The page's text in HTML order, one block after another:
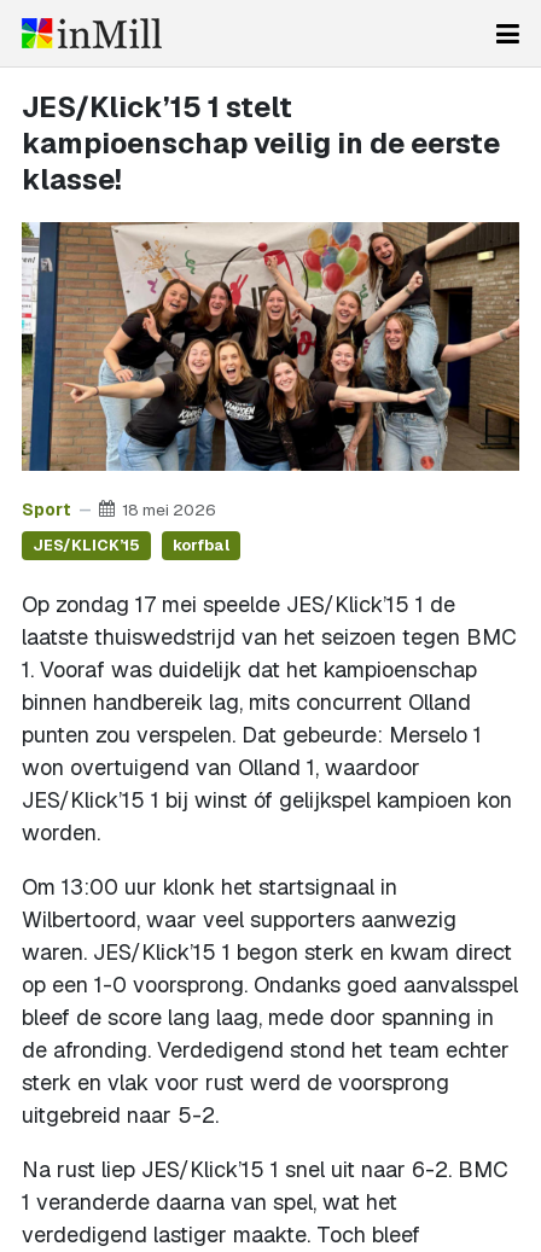
JES/Klick’15 1 stelt
kampioenschap veilig in de eerste
klasse!
Sport 18 mei 2026
JES/KLICK’15 korfbal
Op zondag 17 mei speelde JES/Klick’15 1 de
laatste thuiswedstrijd van het seizoen tegen BMC
1. Vooraf was duidelijk dat het kampioenschap
binnen handbereik lag, mits concurrent Olland
punten zou verspelen. Dat gebeurde: Merselo 1
won overtuigend van Olland 1, waardoor
JES/Klick’15 1 bij winst óf gelijkspel kampioen kon
worden.
Om 13:00 uur klonk het startsignaal in
Wilbertoord, waar veel supporters aanwezig
waren. JES/Klick’15 1 begon sterk en kwam direct
op een 1-0 voorsprong. Ondanks goed aanvalsspel
bleef de score lang laag, mede door spanning in
de afronding. Verdedigend stond het team echter
sterk en vlak voor rust werd de voorsprong
uitgebreid naar 5-2.
Na rust liep JES/Klick’15 1 snel uit naar 6-2. BMC
1 veranderde daarna van spel, wat het
verdedigend lastiger maakte. Toch bleef